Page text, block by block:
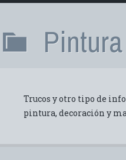
Pintura
Trucos y otro tipo de
pintura, decoración y